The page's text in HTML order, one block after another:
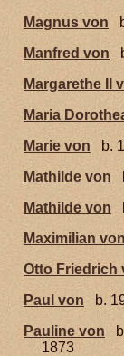
Magnus von
Manfred von
Margarethe II
Maria
Marie von
b.
Mathilde von
Mathilde von
Maximilian von
Otto Friedrich
Paul von
b.
Pauline von
1873